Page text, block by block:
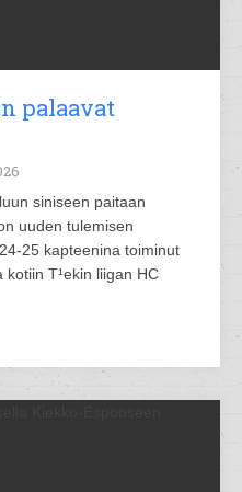
palaavat
siniseen paitaan
uuden tulemisen
25 kapteenina toiminut
T¹ekin liigan HC